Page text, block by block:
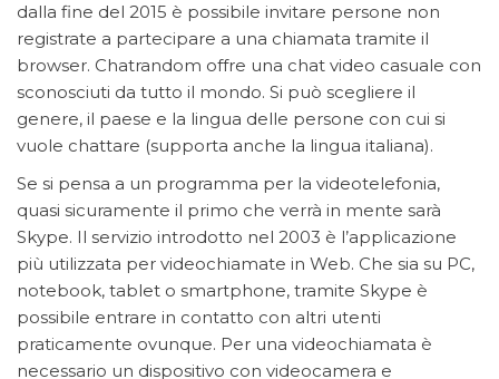
dalla fine del 2015 è possibile invitare persone non
registrate a partecipare a una chiamata tramite il
browser. Chatrandom offre una chat video casuale con
sconosciuti da tutto il mondo. Si può scegliere il
genere, il paese e la lingua delle persone con cui si
vuole chattare (supporta anche la lingua italiana).
Se si pensa a un programma per la videotelefonia,
quasi sicuramente il primo che verrà in mente sarà
Skype. Il servizio introdotto nel 2003 è l’applicazione
più utilizzata per videochiamate in Web. Che sia su PC,
notebook, tablet o smartphone, tramite Skype è
possibile entrare in contatto con altri utenti
praticamente ovunque. Per una videochiamata è
necessario un dispositivo con videocamera e